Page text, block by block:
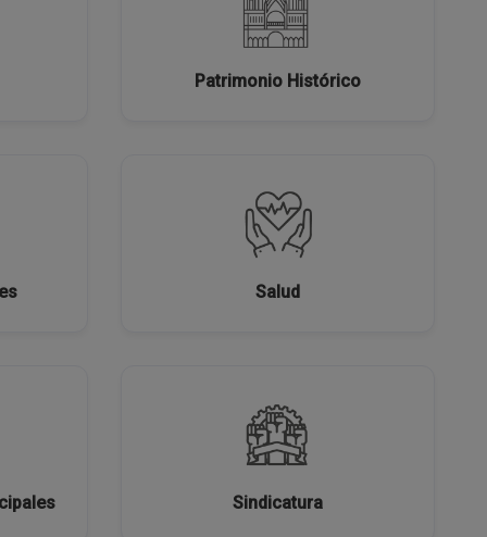
Patrimonio Histórico
Salud
Sindicatura